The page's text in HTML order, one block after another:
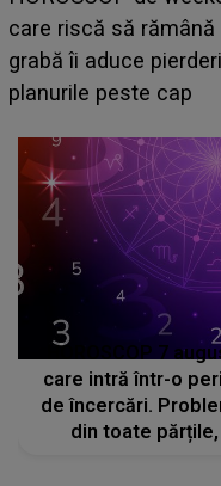
acum! În fața
face o
sa: "I-am spus și ei în
HOROSCOP 7
care intră într-o
de încercări.
din toate